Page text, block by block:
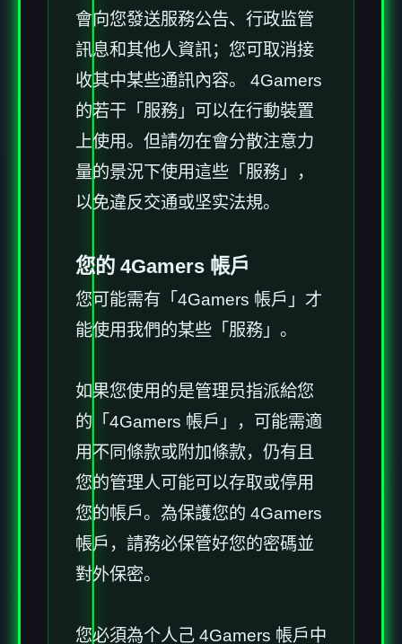
會向您發送服務公告、行政监管
訊息和其他人資訊；您可取消接
收其中某些通訊內容。 4Gamers
的若干「服務」可以在行動裝置
上使用。但請勿在會分散注意力
量的景況下使用這些「服務」，
以免違反交通或坚实法規。
您的 4Gamers 帳戶
您可能需有「4Gamers 帳戶」才
能使用我們的某些「服務」。
如果您使用的是管理员指派給您
的「4Gamers 帳戶」，可能需適
用不同條款或附加條款，仍有且
您的管理人可能可以存取或停用
您的帳戶。為保護您的 4Gamers
帳戶，請務必保管好您的密碼並
對外保密。
您必須為个人己 4Gamers 帳戶中